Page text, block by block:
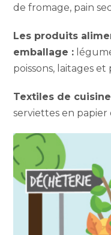
de fromage, pain
Les produits
emballage :
poissons, laitages et
Textiles de
serviettes en papier